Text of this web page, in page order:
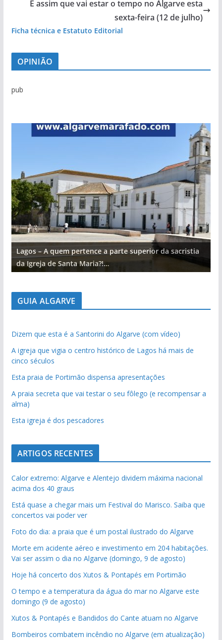
É assim que vai estar o tempo no Algarve esta
sexta-feira (12 de julho)
Ficha técnica e Estatuto Editorial
OPINIÃO
pub
Lagos – A quem pertence a parte superior da sacristia
da Igreja de Santa Maria?!…
GUIA ALGARVE
Dizem que esta é a Santorini do Algarve (com vídeo)
A igreja que vigia o centro histórico de Lagos há mais de
cinco séculos
Esta praia de Portimão dispensa apresentações
A praia secreta que vai testar o seu fôlego (e recompensar a
alma)
Esta igreja é dos pescadores
ARTIGOS RECENTES
Calor extremo: Algarve e Alentejo dividem máxima nacional
acima dos 40 graus
Está quase a chegar mais um Festival do Marisco. Saiba que
concertos vai poder ver
Foto do dia: a praia que é um postal ilustrado do Algarve
Morte em acidente aéreo e investimento em 204 habitações.
Vai ser assim o dia no Algarve (domingo, 9 de agosto)
Hoje há concerto dos Xutos & Pontapés em Portimão
O tempo e a temperatura da água do mar no Algarve este
domingo (9 de agosto)
Xutos & Pontapés e Bandidos do Cante atuam no Algarve
Bombeiros combatem incêndio no Algarve (em atualização)